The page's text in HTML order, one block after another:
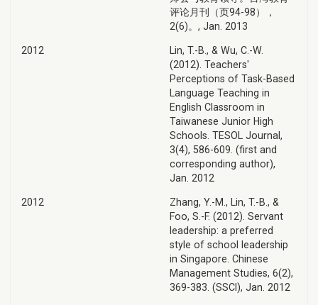
评论月刊（页94-98），
2(6)。, Jan. 2013
2012
Lin, T.-B., & Wu, C.-W.
(2012). Teachers'
Perceptions of Task-Based
Language Teaching in
English Classroom in
Taiwanese Junior High
Schools. TESOL Journal,
3(4), 586-609. (first and
corresponding author),
Jan. 2012
2012
Zhang, Y.-M., Lin, T.-B., &
Foo, S.-F. (2012). Servant
leadership: a preferred
style of school leadership
in Singapore. Chinese
Management Studies, 6(2),
369-383. (SSCI), Jan. 2012